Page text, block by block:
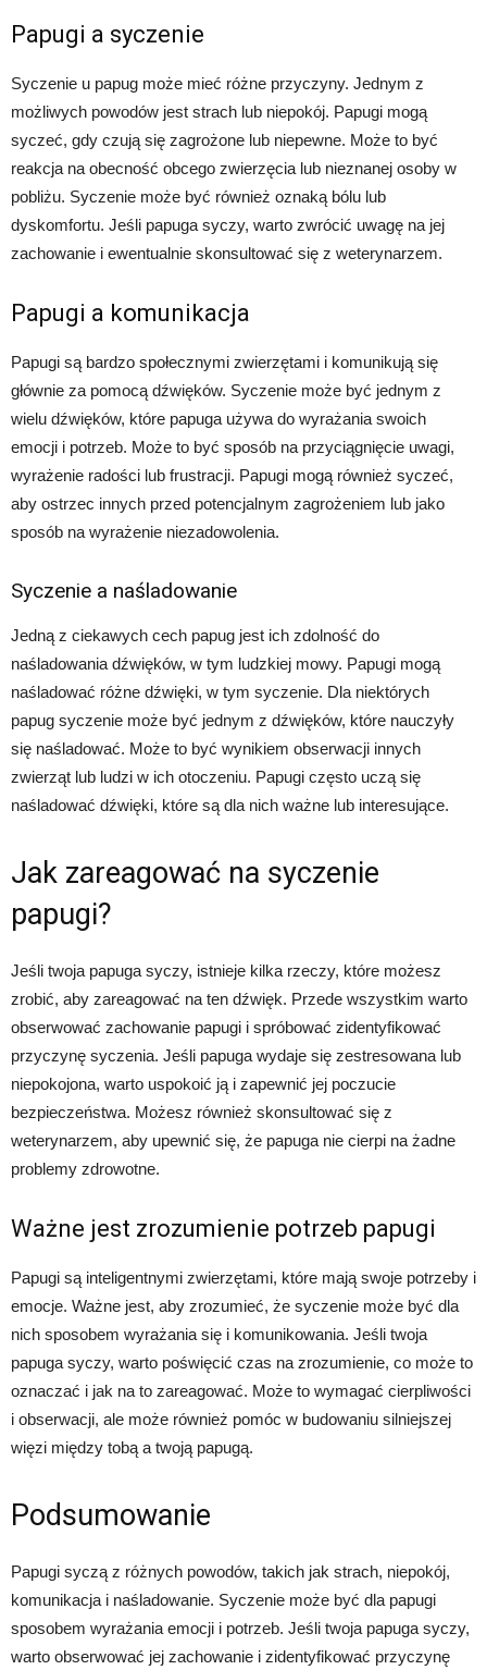
Papugi a syczenie
Syczenie u papug może mieć różne przyczyny. Jednym z
możliwych powodów jest strach lub niepokój. Papugi mogą
syczeć, gdy czują się zagrożone lub niepewne. Może to być
reakcja na obecność obcego zwierzęcia lub nieznanej osoby w
pobliżu. Syczenie może być również oznaką bólu lub
dyskomfortu. Jeśli papuga syczy, warto zwrócić uwagę na jej
zachowanie i ewentualnie skonsultować się z weterynarzem.
Papugi a komunikacja
Papugi są bardzo społecznymi zwierzętami i komunikują się
głównie za pomocą dźwięków. Syczenie może być jednym z
wielu dźwięków, które papuga używa do wyrażania swoich
emocji i potrzeb. Może to być sposób na przyciągnięcie uwagi,
wyrażenie radości lub frustracji. Papugi mogą również syczeć,
aby ostrzec innych przed potencjalnym zagrożeniem lub jako
sposób na wyrażenie niezadowolenia.
Syczenie a naśladowanie
Jedną z ciekawych cech papug jest ich zdolność do
naśladowania dźwięków, w tym ludzkiej mowy. Papugi mogą
naśladować różne dźwięki, w tym syczenie. Dla niektórych
papug syczenie może być jednym z dźwięków, które nauczyły
się naśladować. Może to być wynikiem obserwacji innych
zwierząt lub ludzi w ich otoczeniu. Papugi często uczą się
naśladować dźwięki, które są dla nich ważne lub interesujące.
Jak zareagować na syczenie
papugi?
Jeśli twoja papuga syczy, istnieje kilka rzeczy, które możesz
zrobić, aby zareagować na ten dźwięk. Przede wszystkim warto
obserwować zachowanie papugi i spróbować zidentyfikować
przyczynę syczenia. Jeśli papuga wydaje się zestresowana lub
niepokojona, warto uspokoić ją i zapewnić jej poczucie
bezpieczeństwa. Możesz również skonsultować się z
weterynarzem, aby upewnić się, że papuga nie cierpi na żadne
problemy zdrowotne.
Ważne jest zrozumienie potrzeb papugi
Papugi są inteligentnymi zwierzętami, które mają swoje potrzeby i
emocje. Ważne jest, aby zrozumieć, że syczenie może być dla
nich sposobem wyrażania się i komunikowania. Jeśli twoja
papuga syczy, warto poświęcić czas na zrozumienie, co może to
oznaczać i jak na to zareagować. Może to wymagać cierpliwości
i obserwacji, ale może również pomóc w budowaniu silniejszej
więzi między tobą a twoją papugą.
Podsumowanie
Papugi syczą z różnych powodów, takich jak strach, niepokój,
komunikacja i naśladowanie. Syczenie może być dla papugi
sposobem wyrażania emocji i potrzeb. Jeśli twoja papuga syczy,
warto obserwować jej zachowanie i zidentyfikować przyczynę